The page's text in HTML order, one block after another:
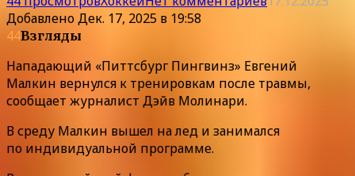
ДобавленоДек. 17, 2025 в 19:58
44Взгляды
Нападающий «Питтсбург Пингвинз» Евгений
Малкин вернулся к тренировкам после травмы,
сообщает журналист Дэйв Молинари.
В среду Малкин вышел на лед и занимался
по индивидуальной программе.